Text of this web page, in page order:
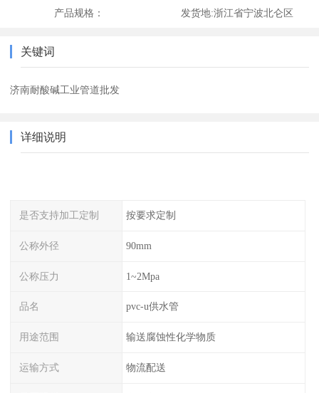
产品规格： 发货地:浙江省宁波北仑区
关键词
济南耐酸碱工业管道批发
详细说明
是否支持加工定制 按要求定制
公称外径 90mm
公称压力 1~2Mpa
品名 pvc-u供水管
用途范围 输送腐蚀性化学物质
运输方式 物流配送